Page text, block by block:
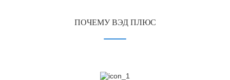
ПОЧЕМУ ВЭД ПЛЮС